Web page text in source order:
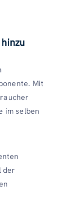
Mit
im selben
der